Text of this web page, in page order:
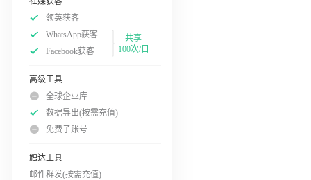
领英获客
WhatsApp获客
Facebook获客
共享
100次/日
高级工具
全球企业库
数据导出(按需充值)
免费子账号
触达工具
邮件群发(按需充值)